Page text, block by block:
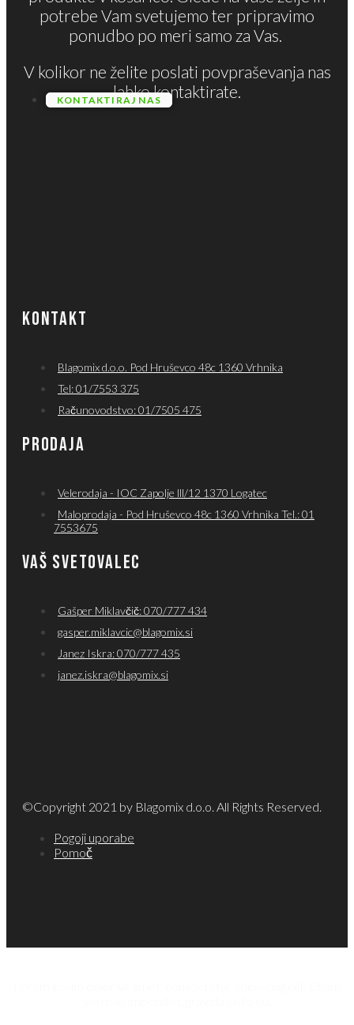
potrebe Vam svetujemo ter pripravimo
ponudbo po meri samo za Vas.
V kolikor ne želite poslati povpraševanja nas
lahko kontaktirate.
KONTAKTIRAJ NAS
KONTAKT
Blagomix d.o.o. Pod Hruševco 48c 1360 Vrhnika
Tel: 01/7553 375
Računovodstvo: 01/7505 475
PRODAJA
Velerodaja - IOC Zapolje lll/12 1370 Logatec
Maloprodaja - Pod Hruševco 48c 1360 Vrhnika Tel.: 01
7553675
VAŠ SVETOVALEC
Gašper Miklavčič: 070/777 434
gasper.miklavcic@blagomix.si
Janez Iskra: 070/777 435
janez.iskra@blagomix.si
©Copyright 2021 by Blagomix d.o.o. All Rights Reserved.
Pogoji uporabe
Pomoč